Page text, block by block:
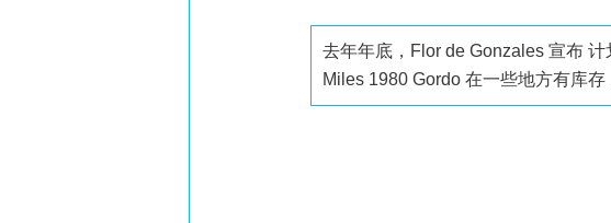
去年年底，Flor de Gonzales 宣布
Miles 1980 Gordo 在一些地方有库